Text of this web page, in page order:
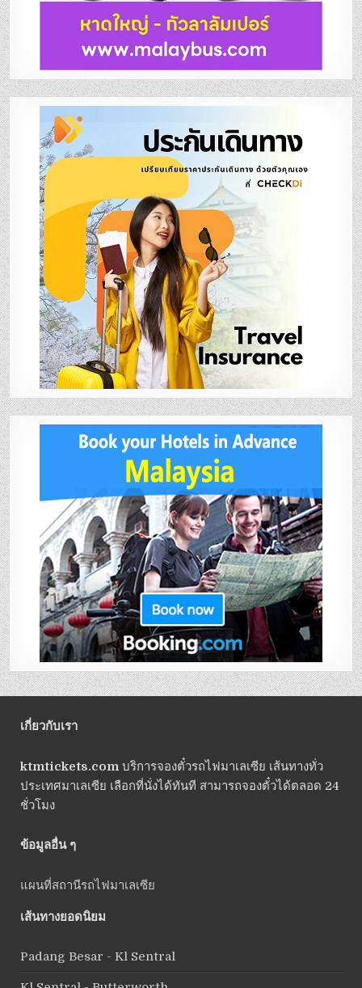
เกี่ยวกับเรา
ktmtickets.comบริการจองตั๋วรถไฟมาเลเซีย เส้นทางทั่ว
ประเทศมาเลเซีย เลือกที่นั่งได้ทันที สามารถจองตั๋วได้ตลอด 24
ชั่วโมง
ข้อมูลอื่น ๆ
แผนที่สถานีรถไฟมาเลเซีย
เส้นทางยอดนิยม
Padang Besar - Kl Sentral